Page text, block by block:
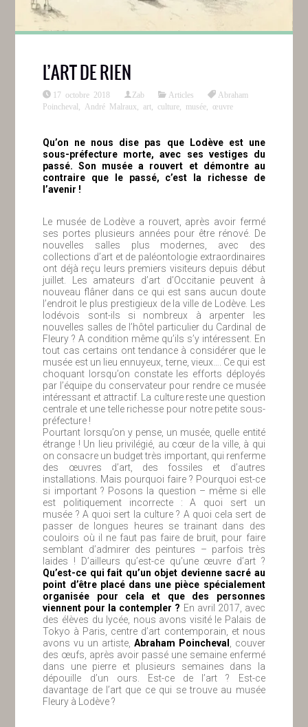
L’ART DE RIEN
17 octobre 2018 Zab Articles
Abraham
Poincheval
André Malraux ,art ,culture musée ,œuvre
Qu’on ne nous dise pas que Lodève est une
sous-préfecture morte, avec ses vestiges du
passé. Son musée a rouvert et démontre au
contraire que le passé, c’est la richesse de
l’avenir !
Le musée de Lodève a rouvert, après avoir fermé
ses portes plusieurs années pour être rénové. De
nouvelles salles plus modernes, avec des
collections d’art et de paléontologie extraordinaires
ont déjà reçu leurs premiers visiteurs depuis début
juillet. Les amateurs d’art d’Occitanie peuvent à
nouveau flâner dans ce qui est sans aucun doute
l’endroit le plus prestigieux de la ville de Lodève. Les
lodévois sont-ils si nombreux à arpenter les
nouvelles salles de l’hôtel particulier du Cardinal de
Fleury ? A condition même qu’ils s’y intéressent. En
tout cas certains ont tendance à considérer que le
musée est un lieu ennuyeux, terne, vieux…. Ce qui est
choquant lorsqu’on constate les efforts déployés
par l’équipe du conservateur pour rendre ce musée
intéressant et attractif. La culture reste une question
centrale et une telle richesse pour notre petite sous-
préfecture !
Pourtant lorsqu’on y pense, un musée, quelle entité
étrange ! Un lieu privilégié, au cœur de la ville, à qui
on consacre un budget très important, qui renferme
des œuvres d’art, des fossiles et d’autres
installations. Mais pourquoi faire ? Pourquoi est-ce
si important ? Posons la question – même si elle
est politiquement incorrecte : A quoi sert un
musée ? A quoi sert la culture ? A quoi cela sert de
passer de longues heures se trainant dans des
couloirs où il ne faut pas faire de bruit, pour faire
semblant d’admirer des peintures – parfois très
laides ! D’ailleurs qu’est-ce qu’une œuvre d’art ?
Qu’est-ce qui fait qu’un objet devienne sacré au
point d’être placé dans une pièce spécialement
organisée pour cela et que des personnes
viennent pour la contempler ? En avril 2017, avec
des élèves du lycée, nous avons visité le Palais de
Tokyo à Paris, centre d’art contemporain, et nous
avons vu un artiste, Abraham Poincheval
, couver
des œufs, après avoir passé une semaine enfermé
dans une pierre et plusieurs semaines dans la
dépouille d’un ours. Est-ce de l’art ? Est-ce
davantage de l’art que ce qui se trouve au musée
Fleury à Lodève ?